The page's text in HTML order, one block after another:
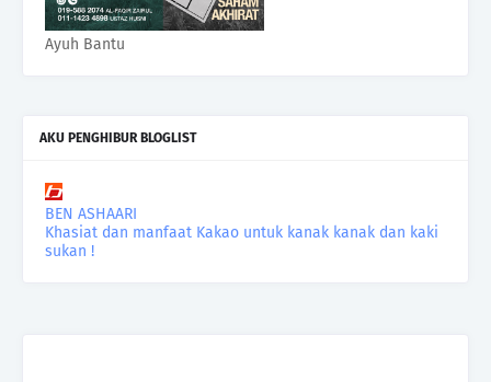
Ayuh Bantu
AKU PENGHIBUR BLOGLIST
BEN ASHAARI
Khasiat dan manfaat Kakao untuk kanak kanak dan kaki
sukan !